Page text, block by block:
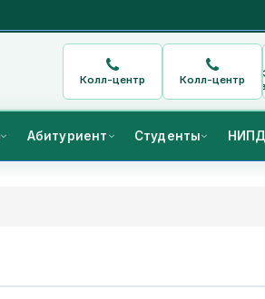
Колл-центр Колл-центр
Абитуриент Студенты НИПД